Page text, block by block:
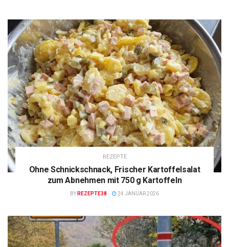
REZEPTE
Ohne Schnickschnack, Frischer Kartoffelsalat
zum Abnehmen mit 750 g Kartoffeln
BY REZEPTE38 24 JANUAR 2026